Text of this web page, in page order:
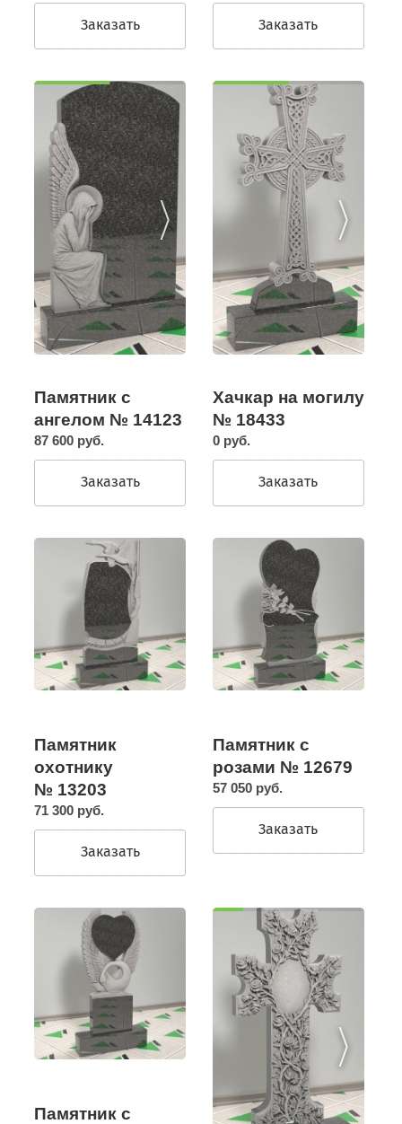
Заказать Заказать
Памятник с
ангелом № 14123
87 600 руб.
Заказать
Хачкар на могилу
№ 18433
0 руб.
Заказать
Памятник
охотнику
№ 13203
71 300 руб.
Заказать
Памятник с
розами № 12679
57 050 руб.
Заказать
Памятник с